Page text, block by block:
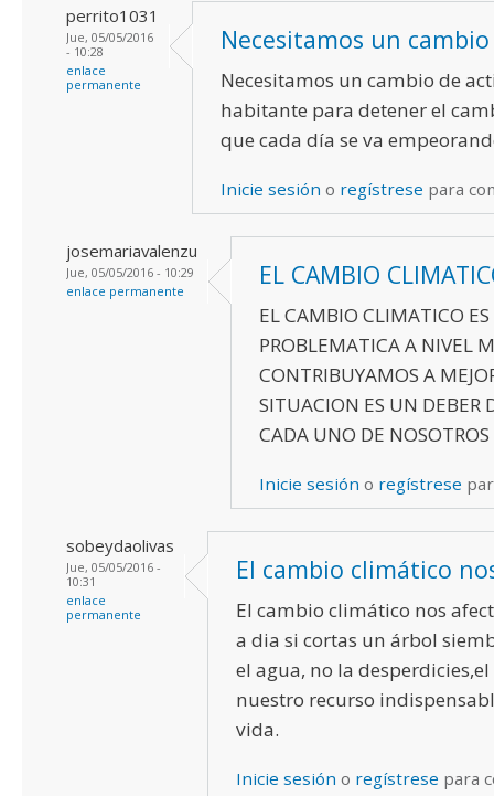
perrito1031
Jue, 05/05/2016
- 10:28
enlace
permanente
Necesitamos un
Necesitamos un cambio de
habitante para detener el
que cada día se va
Inicie sesión o regístrese para
josemariavalenzu
Jue, 05/05/2016 - 10:29
enlace permanente
EL CAMBIO
EL CAMBIO CLIMATICO
PROBLEMATICA A NIVEL
CONTRIBUYAMOS A
SITUACION ES UN DEBER
CADA UNO DE NOSOTROS
Inicie sesión o regístrese
sobeydaolivas
Jue, 05/05/2016 -
10:31
enlace
permanente
El cambio climático
El cambio climático nos
a dia si cortas un árbol
el agua, no la desperdicies,el
nuestro recurso
vida.
Inicie sesión o regístrese para